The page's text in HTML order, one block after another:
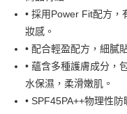
WeChat Pay
BoC Pay
送貨方式
順豐自助櫃 - 確認發貨後
• 採用Power Fit配方，
妝感。
• 配合輕盈配方，細膩
• 蘊含多種護膚成分，
水保濕，柔滑嫩肌。
• SPF45PA++物理性